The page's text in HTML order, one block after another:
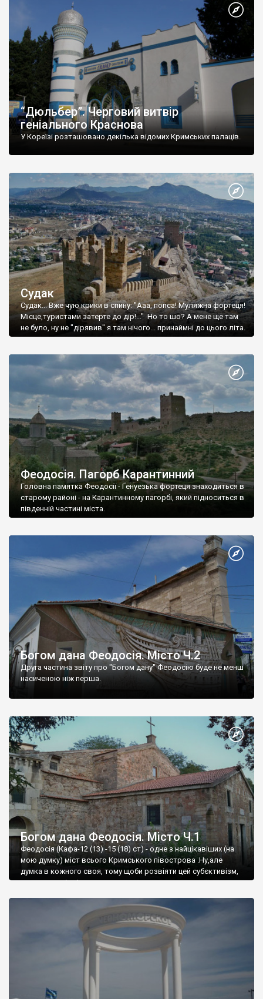
“Дюльбер”. Черговий витвір
геніального Краснова
У Кореїзі розташовано декілька відомих Кримських палаців.
Судак
Судак... Вже чую крики в спину: "Ааа, попса! Муляжна фортеця!
Місце,туристами затерте до дір!..." Но то шо? А мене ще там
не було, ну не "дірявив" я там нічого... принаймні до цього літа.
Феодосія. Пагорб Карантинний
Головна памятка Феодосії - Генуезька фортеця знаходиться в
старому районі - на Карантинному пагорбі, який підноситься в
південній частині міста.
Богом дана Феодосія. Місто Ч.2
Друга частина звіту про "Богом дану" Феодосію буде не менш
насиченою ніж перша.
Богом дана Феодосія. Місто Ч.1
Феодосія (Кафа-12 (13) -15 (18) ст) - одне з найцікавіших (на
мою думку) міст всього Кримського півострова .Ну,але
думка в кожного своя, тому щоби розвіяти цей субєктивізм,
запрошую відвідати це